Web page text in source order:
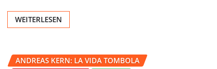
WEITERLESEN
ANDREAS KERN: LA VIDA TOMBOLA